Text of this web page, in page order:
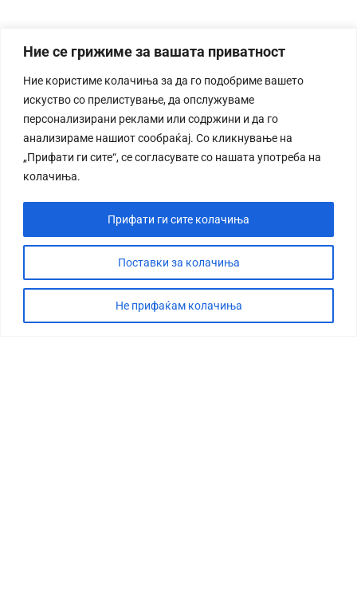
Ние се грижиме за вашата приватност
Ние користиме колачиња за да го подобриме вашето
искуство со прелистување, да опслужуваме
персонализирани реклами или содржини и да го
анализираме нашиот сообраќај. Со кликнување на
„Прифати ги сите“, се согласувате со нашата употреба на
колачиња.
Поставки за колачиња
Не прифаќам колачиња
Прифати ги сите колачиња